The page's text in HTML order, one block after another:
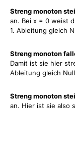
Streng monoton
an. Bei x = 0 weist
1. Ableitung gleich
Streng monoton
Damit ist sie hier
Ableitung gleich
Streng monoton
an. Hier ist sie also